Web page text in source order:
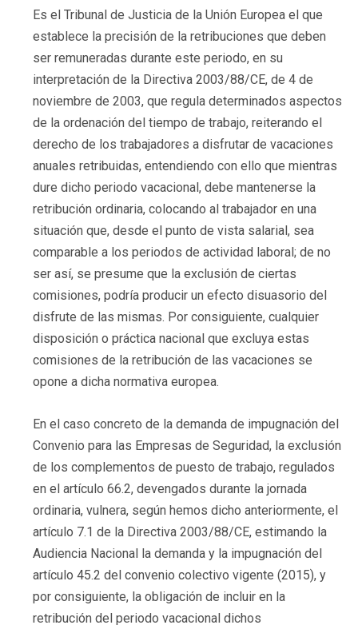
Es el Tribunal de Justicia de la Unión Europea el que
establece la precisión de la retribuciones que deben
ser remuneradas durante este periodo, en su
interpretación de la Directiva 2003/88/CE, de 4 de
noviembre de 2003, que regula determinados aspectos
de la ordenación del tiempo de trabajo, reiterando el
derecho de los trabajadores a disfrutar de vacaciones
anuales retribuidas, entendiendo con ello que mientras
dure dicho periodo vacacional, debe mantenerse la
retribución ordinaria, colocando al trabajador en una
situación que, desde el punto de vista salarial, sea
comparable a los periodos de actividad laboral; de no
ser así, se presume que la exclusión de ciertas
comisiones, podría producir un efecto disuasorio del
disfrute de las mismas. Por consiguiente, cualquier
disposición o práctica nacional que excluya estas
comisiones de la retribución de las vacaciones se
opone a dicha normativa europea.
En el caso concreto de la demanda de impugnación del
Convenio para las Empresas de Seguridad, la exclusión
de los complementos de puesto de trabajo, regulados
en el artículo 66.2, devengados durante la jornada
ordinaria, vulnera, según hemos dicho anteriormente, el
artículo 7.1 de la Directiva 2003/88/CE, estimando la
Audiencia Nacional la demanda y la impugnación del
artículo 45.2 del convenio colectivo vigente (2015), y
por consiguiente, la obligación de incluir en la
retribución del periodo vacacional dichos